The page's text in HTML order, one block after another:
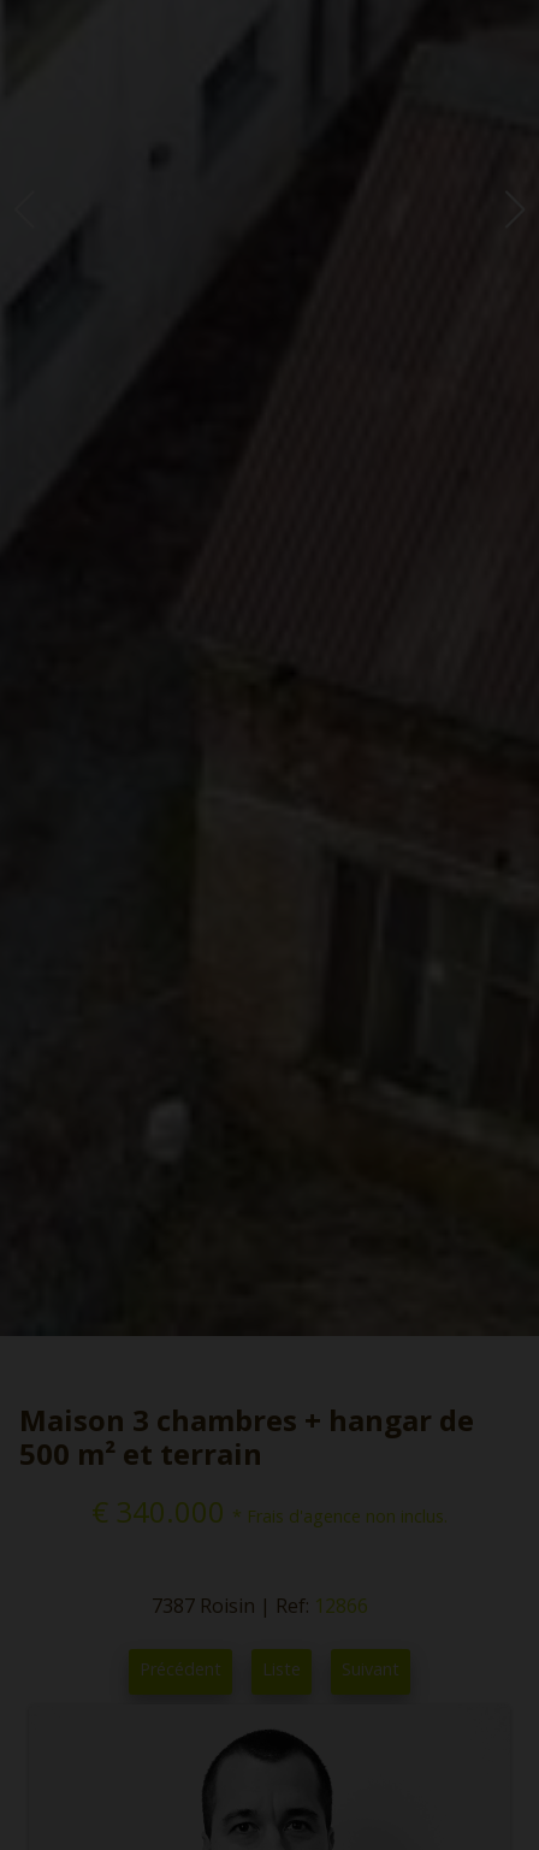
Maison 3 chambres + hangar de
500 m² et terrain
€ 340.000 * Frais d'agence non inclus.
7387 Roisin | Ref: 12866
Précédent Liste Suivant